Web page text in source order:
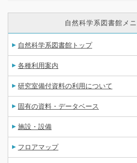
自然科学系図書館メ
自然科学系図書館トップ
各種利用案内
研究室備付資料の利用について
固有の資料・データベース
施設・設備
フロアマップ